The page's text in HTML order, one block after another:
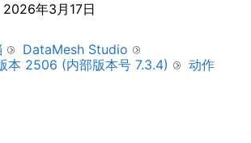
2026年3月17日
DataMesh Studio
本 2506 (内部版本号 7.3.4) 动作